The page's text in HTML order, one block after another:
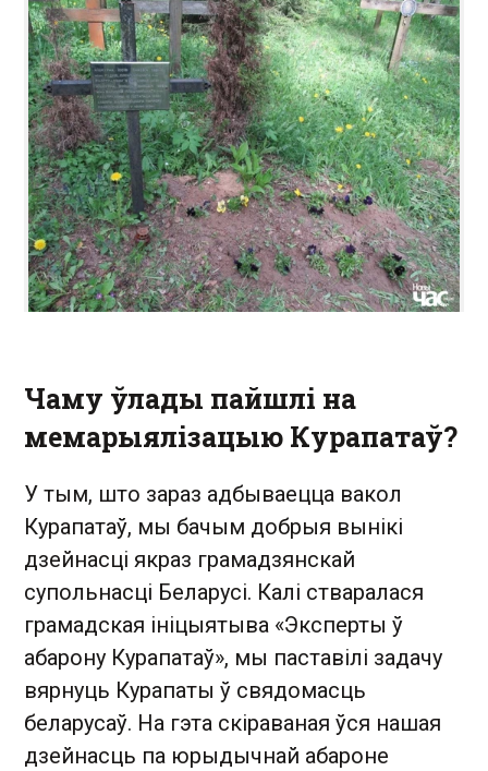
Чаму ўлады пайшлі на
мемарыялізацыю Курапатаў?
У тым, што зараз адбываецца вакол
Курапатаў, мы бачым добрыя вынікі
дзейнасці якраз грамадзянскай
супольнасці Беларусі. Калі стваралася
грамадская ініцыятыва «Эксперты ў
абарону Курапатаў», мы паставілі задачу
вярнуць Курапаты ў свядомасць
беларусаў. На гэта скіраваная ўся нашая
дзейнасць па юрыдычнай абароне